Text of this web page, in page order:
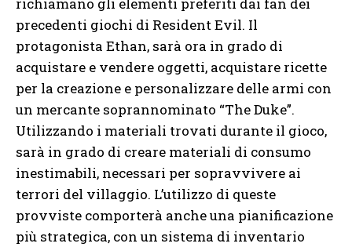
precedenti giochi di Resident Evil. Il
protagonista Ethan, sarà ora in grado di
acquistare e vendere oggetti, acquistare ricette
per la creazione e personalizzare delle armi con
un mercante soprannominato “The Duke”.
Utilizzando i materiali trovati durante il gioco,
sarà in grado di creare materiali di consumo
inestimabili, necessari per sopravvivere ai
terrori del villaggio. L’utilizzo di queste
provviste comporterà anche una pianificazione
più strategica, con un sistema di inventario